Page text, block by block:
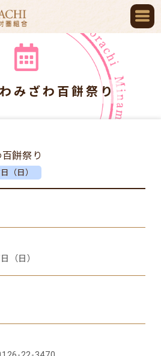
みざわ百餅祭り
餅祭り
（日）
（日）